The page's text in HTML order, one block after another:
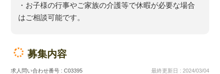
・お子様の行事やご家族の介護等で休暇が必要な場合
はご相談可能です。
募集内容
求人問い合わせ番号 : C03395 最終更新日 : 2024/03/04